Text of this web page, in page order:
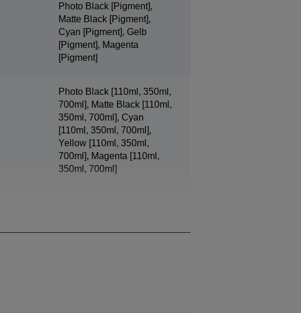
Photo Black [Pigment],
Matte Black [Pigment],
Cyan [Pigment], Gelb
[Pigment], Magenta
[Pigment]
Photo Black [110ml, 350ml,
700ml], Matte Black [110ml,
350ml, 700ml], Cyan
[110ml, 350ml, 700ml],
Yellow [110ml, 350ml,
700ml], Magenta [110ml,
350ml, 700ml]